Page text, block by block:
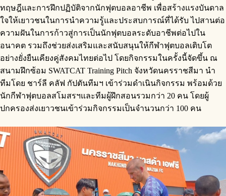
ทฤษฎีและการฝึกปฏิบัติจากนักฟุตบอลอาชีพ เพื่อสร้างแรงบันดาล
ใจให้เยาวชนในการนำความรู้และประสบการณ์ที่ได้รับ ไปสานต่อ
ความฝันในการก้าวสู่การเป็นนักฟุตบอลระดับอาชีพต่อไปใน
อนาคต รวมถึงช่วยส่งเสริมและสนับสนุนให้กีฬาฟุตบอลเติบโต
อย่างยั่งยืนเคียงคู่สังคมไทยต่อไป โดยกิจกรรมในครั้งนี้จัดขึ้น ณ
สนามฝึกซ้อม SWATCAT Training Pitch จังหวัดนครราชสีมา นำ
ทีมโดย ชาร์ลี คลัฟ กัปตันทีมฯ เข้าร่วมดำเนินกิจกรรม พร้อมด้วย
นักกีฬาฟุตบอลสโมสรฯและทีมผู้ฝึกสอนรวมกว่า 20 คน โดยผู้
ปกครองส่งเยาวชนเข้าร่วมกิจกรรมเป็นจำนวนกว่า 100 คน